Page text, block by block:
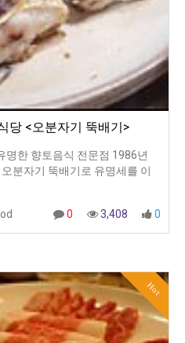
당 <오분자기 뚝배기>
명한 향토음식 전문점 1986년
분자기 뚝배기로 유명세를 이
0 3,408 0
Hot